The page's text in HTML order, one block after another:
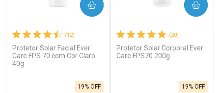
(12)
Protetor Solar Facial Ever
Care FPS 70 com Cor Claro
40g
19% OFF
COMPRAR
(20)
Protetor Solar Corporal Ever
Care FPS70 200g
19% OFF
COMPRAR